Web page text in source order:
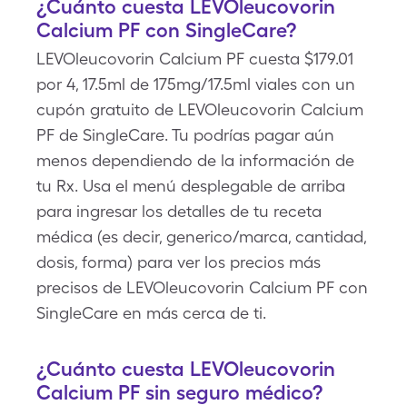
¿Cuánto cuesta LEVOleucovorin
Calcium PF con SingleCare?
LEVOleucovorin Calcium PF cuesta $179.01
por 4, 17.5ml de 175mg/17.5ml viales con un
cupón gratuito de LEVOleucovorin Calcium
PF de SingleCare. Tu podrías pagar aún
menos dependiendo de la información de
tu Rx. Usa el menú desplegable de arriba
para ingresar los detalles de tu receta
médica (es decir, generico/marca, cantidad,
dosis, forma) para ver los precios más
precisos de LEVOleucovorin Calcium PF con
SingleCare en más cerca de ti.
¿Cuánto cuesta LEVOleucovorin
Calcium PF sin seguro médico?